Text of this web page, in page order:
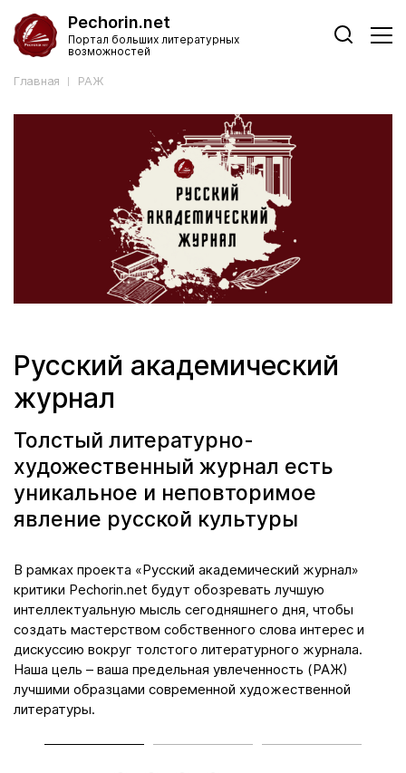
Pechorin.net
Портал больших литературных
возможностей
Главная РАЖ
Русский академический
журнал
Толстый литературно-
художественный журнал есть
уникальное и неповторимое
явление русской культуры
В рамках проекта «Русский академический журнал»
критики Pechorin.net будут обозревать лучшую
интеллектуальную мысль сегодняшнего дня, чтобы
создать мастерством собственного слова интерес и
дискуссию вокруг толстого литературного журнала.
Наша цель – ваша предельная увлеченность (РАЖ)
лучшими образцами современной художественной
литературы.